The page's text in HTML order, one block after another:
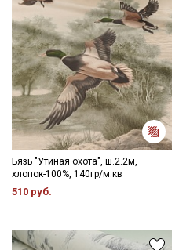
Бязь "Утиная охота", ш.2.2м,
хлопок-100%, 140гр/м.кв
510 руб.